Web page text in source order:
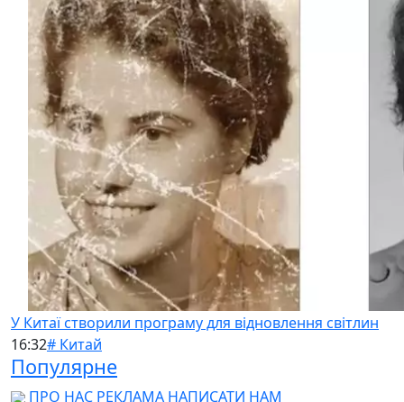
У Китаї створили програму для відновлення світлин
16:32# Китай
Популярне
ПРО НАС РЕКЛАМА НАПИСАТИ НАМ